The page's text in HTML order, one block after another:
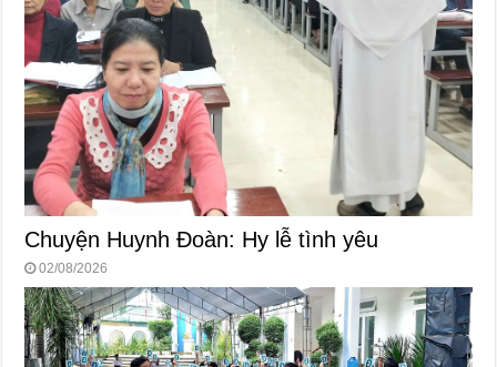
Chuyện Huynh Đoàn: Hy lễ tình yêu
02/08/2026